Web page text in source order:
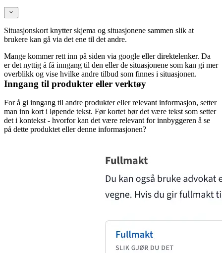
Situasjonskort knytter skjema og situasjonene sammen slik at
brukere kan gå via det ene til det andre.
Mange kommer rett inn på siden via google eller direktelenker. Da
er det nyttig å få inngang til den eller de situasjonene som kan gi mer
overblikk og vise hvilke andre tilbud som finnes i situasjonen.
Inngang til produkter eller verktøy
For å gi inngang til andre produkter eller relevant informasjon, setter
man inn kort i løpende tekst. Før kortet bør det være tekst som setter
det i kontekst - hvorfor kan det være relevant for innbyggeren å se
på dette produktet eller denne informasjonen?